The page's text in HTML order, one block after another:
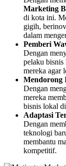
Marketing
di kota ini.
gigih,
dalam
Pemberi
Dengan
pelaku bisnis
mereka agar
Mendorong
Dengan
mereka
bisnis lokal
Adaptasi
Dengan
teknologi
membantu
kompetitif.